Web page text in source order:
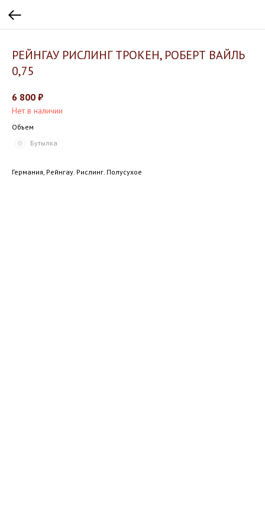
РЕЙНГАУ РИСЛИНГ ТРОКЕН, РОБЕРТ ВАЙЛЬ
0,75
6 800 ₽
Нет в наличии
Объем
Бутылка
Германия, Рейнгау. Рислинг. Полусухое